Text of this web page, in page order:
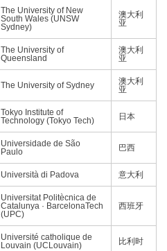
The University of New
South Wales (UNSW
Sydney)
澳大利
亚
The University of
Queensland
澳大利
亚
The University of Sydney
澳大利
亚
Tokyo Institute of
Technology (Tokyo Tech)
日本
Universidade de São
Paulo
巴西
Università di Padova 意大利
Universitat Politècnica de
Catalunya · BarcelonaTech
(UPC)
西班牙
Université catholique de
Louvain (UCLouvain)
比利时